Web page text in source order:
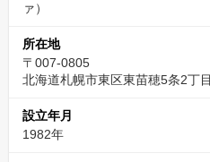
ァ）
所在地
〒007-0805
北海道札幌市東区東苗穂5条2丁
設立年月
1982年